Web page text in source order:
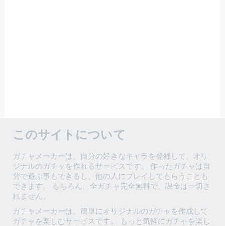
このサイトについて
ガチャメーカーは、自分の好きなキャラを登録して、オリ
ジナルのガチャを作れるサービスです。 作ったガチャは自
分で遊ぶ事もできるし、他の人にプレイしてもらうことも
できます。 もちろん、全ガチャ完全無料で、課金は一切さ
れません。
ガチャメーカーは、簡単にオリジナルのガチャを作成して
ガチャを楽しむサービスです。 もっと気軽にガチャを楽し